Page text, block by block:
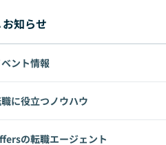
お知らせ
ント情報
に役立つノウハウ
の転職エージェント